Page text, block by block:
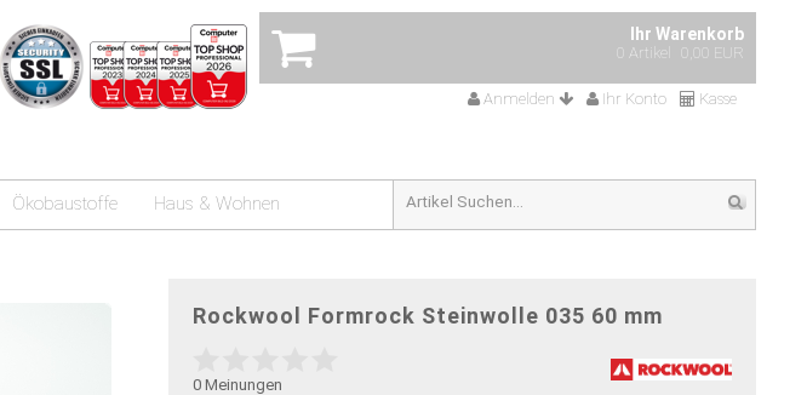
Ihr Warenkorb
0 Artikel 0,00 EUR
Anmelden Ihr Konto Kasse
Ökobaustoffe Haus & Wohnen
Rockwool Formrock Steinwolle 035 60 mm
0 Meinungen